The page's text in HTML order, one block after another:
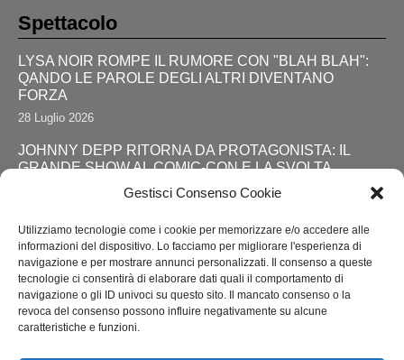
Gestisci Consenso Cookie
Utilizziamo tecnologie come i cookie per memorizzare e/o accedere alle
informazioni del dispositivo. Lo facciamo per migliorare l'esperienza di
navigazione e per mostrare annunci personalizzati. Il consenso a queste
tecnologie ci consentirà di elaborare dati quali il comportamento di
navigazione o gli ID univoci su questo sito. Il mancato consenso o la
revoca del consenso possono influire negativamente su alcune
caratteristiche e funzioni.
Spettacolo
LYSA NOIR ROMPE IL RUMORE CON "BLAH BLAH":
QANDO LE PAROLE DEGLI ALTRI DIVENTANO
FORZA
28 Luglio 2026
JOHNNY DEPP RITORNA DA PROTAGONISTA: IL
GRANDE SHOW AL COMIC-CON E LA SVOLTA
RIMINI, LOLA STAR “ANTICIPA” IL PRIDE CON UNA
“PROMENADE” DI SPETTACOLI SUL LUNGOMARE DA
MAREBELLO A MIRAMARE
24 Luglio 2026
ROMA ACCENDE I RIFLETTORI SULL'ALTA MODA: IL